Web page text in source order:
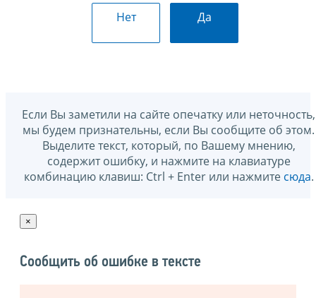
Нет Да
Если Вы заметили на сайте опечатку или неточность,
мы будем признательны, если Вы сообщите об этом.
Выделите текст, который, по Вашему мнению,
содержит ошибку, и нажмите на клавиатуре
комбинацию клавиш: Ctrl + Enter или нажмите сюда.
×
Сообщить об ошибке в тексте